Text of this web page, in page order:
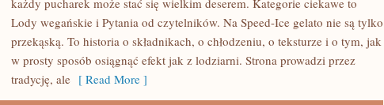
LODY
ALKOHOLOWE
każdy pucharek może stać się wielkim deserem. Kategorie ciekawe to
Lody wegańskie i Pytania od czytelników. Na Speed-Ice gelato nie są tylko
przekąską. To historia o składnikach, o chłodzeniu, o teksturze i o tym, jak
w prosty sposób osiągnąć efekt jak z lodziarni. Strona prowadzi przez
tradycję, ale [ Read More ]